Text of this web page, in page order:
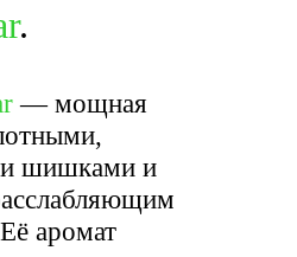
.
— мощная
шишками и
аромат